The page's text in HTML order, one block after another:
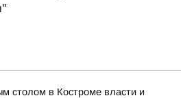
столом в Костроме власти и